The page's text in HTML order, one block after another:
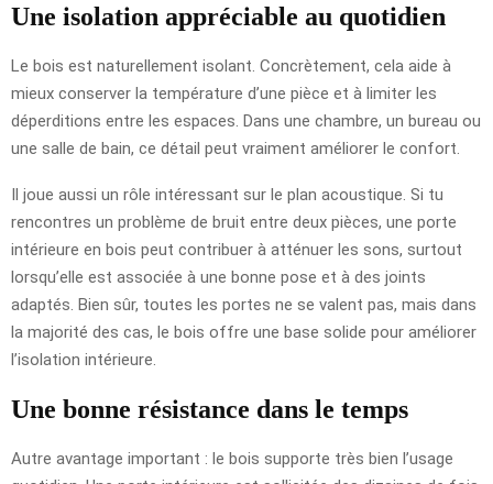
Une isolation appréciable au quotidien
Le bois est naturellement isolant. Concrètement, cela aide à
mieux conserver la température d’une pièce et à limiter les
déperditions entre les espaces. Dans une chambre, un bureau ou
une salle de bain, ce détail peut vraiment améliorer le confort.
Il joue aussi un rôle intéressant sur le plan acoustique. Si tu
rencontres un problème de bruit entre deux pièces, une porte
intérieure en bois peut contribuer à atténuer les sons, surtout
lorsqu’elle est associée à une bonne pose et à des joints
adaptés. Bien sûr, toutes les portes ne se valent pas, mais dans
la majorité des cas, le bois offre une base solide pour améliorer
l’isolation intérieure.
Une bonne résistance dans le temps
Autre avantage important : le bois supporte très bien l’usage